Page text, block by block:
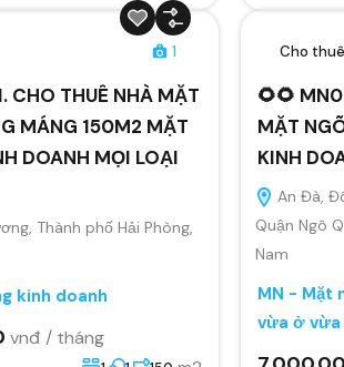
1
CHO THUÊ NHÀ MẶT
MÁNG 150M2 MẶT
DOANH MỌI LOẠI
Thành phố Hải Phòng,
kinh doanh
vnđ / tháng
Cho thuê
🌻🌻
MẶT
KINH
An Đà,
Quận Ngô
Nam
MN - Mặt
vừa ở